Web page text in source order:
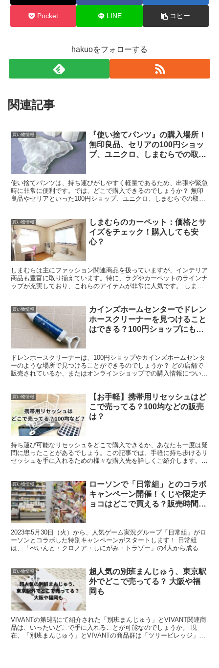
Pocket LINE コピー
hakuoをフォローする
関連記事
買い物情報
『使い捨てパンツ』の購入場所！
無印良品、セリアの100円ショッ
プ、ユニクロ、しまむらでの取扱
使い捨てパンツは、持ち運びがしやすく軽量であるため、出張や緊急
時に非常に便利です。では、どこで購入できるのでしょうか？ 無印
良品やセリアといった100円ショップ、ユニクロ、しまむらでの取扱
買い物情報
しまむらのカーペット：価格とサ
イズをチェック！購入しても安
心？
しまむらは主にファッション関連商品を扱っていますが、インテリア
商品も豊富に取り揃えています。特に、ラグやカーペットのラインナ
ップが充実しており、これらのアイテムが非常に人気です。 しまむ
買い物情報
カインズホームセンターでドレン
ホースクリーナーを見つけること
はできる？100円ショップにもあ
ドレンホースクリーナーは、100円ショップやカインズホームセンタ
ーのような場所で見つけることができるのでしょうか？ どの店舗で
販売されているか、またはオンラインショップでの購入情報について
買い物情報
【お手軽】携帯用リセッシュはど
こで売ってる？100均などの販売
は？
持ち運び可能なリセッシュをどこで購入できるか、あなたも一度は疑
問に思ったことがあるでしょう。この記事では、手軽に持ち歩けるリ
セッシュを手に入れるための様々な購入先を詳しくご紹介します。
買い物情報
ローソンで「日常組」とのコラボ
キャンペーン開催！くじや限定チ
ョコはどこで買える？販売時間
2023年5月30日（火）から、人気ゲーム実況グループ「日常組」がロ
ーソンとコラボした特別キャンペーンがスタートします！ 日常組
は、「ぺいんと・クロノア・しにがみ・トラゾー」の4人から成るグ
買い物情報
超人気の別班まんじゅう、東京駅
外でどこで売ってる？ 大阪や福
岡も
VIVANTの第5話にて紹介された「別班まんじゅう」とVIVANT関連商
品は、いったいどこで手に入れることが可能なのでしょうか。 現
在、「別班まんじゅう」とVIVANTの商品群は「ツリービレッジ」の